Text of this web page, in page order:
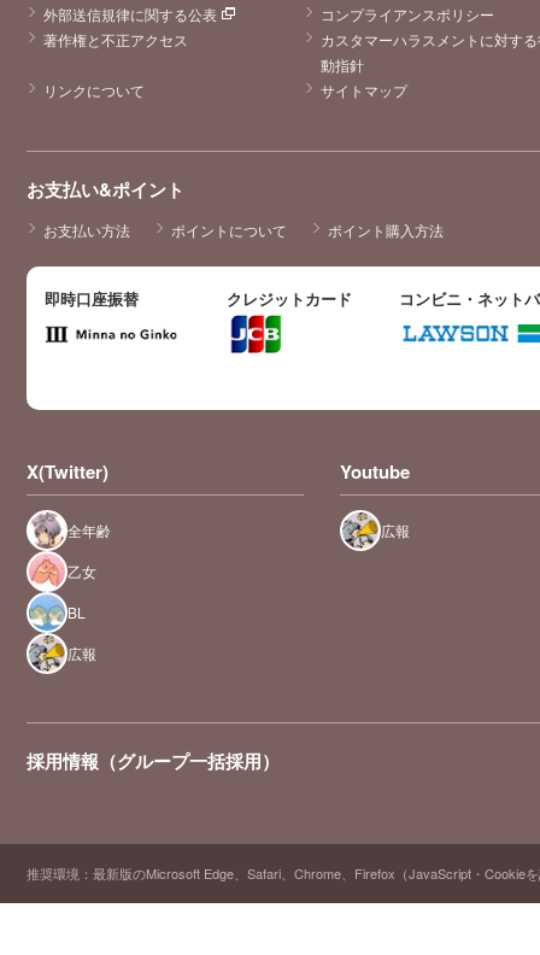
外部送信規律に関する公表
コンプライアンスポリシー
著作権と不正アクセス
カスタマーハラスメントに対す
動指針
リンクについて
サイトマップ
お支払い&ポイント
お支払い方法 ポイントについて ポイント購入方法
即時口座振替 クレジットカード コンビニ・ネット
X(Twitter)
全年齢
乙女
BL
広報
Youtube
広報
採用情報（グループ一括採用）
推奨環境：最新版のMicrosoft Edge、Safari、Chrome、Firefox（JavaScript・Cookie